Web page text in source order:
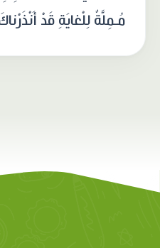
مُـمِلَّةٌ لِلْغايَةِ قَدْ